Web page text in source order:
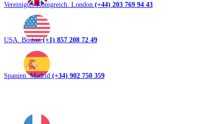
Vereinigtes Königreich. London (+44) 203 769 94 43
USA. Boston(+1) 857 208 72 49
Spanien. Madrid (+34) 902 750 359